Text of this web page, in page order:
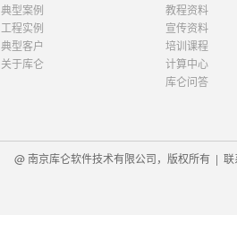
典型案例
工程实例
典型客户
关于库仑
教程资料
宣传资料
培训课程
计算中心
库仑问答
@ 南京库仑软件技术有限公司，版权所有 | 联